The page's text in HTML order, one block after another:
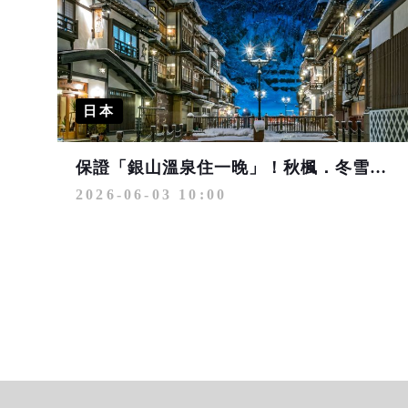
日本
保證「銀山溫泉住一晚」！秋楓．冬雪雙季節 日本東北夢幻名宿美景美食之旅
2026-06-03 10:00